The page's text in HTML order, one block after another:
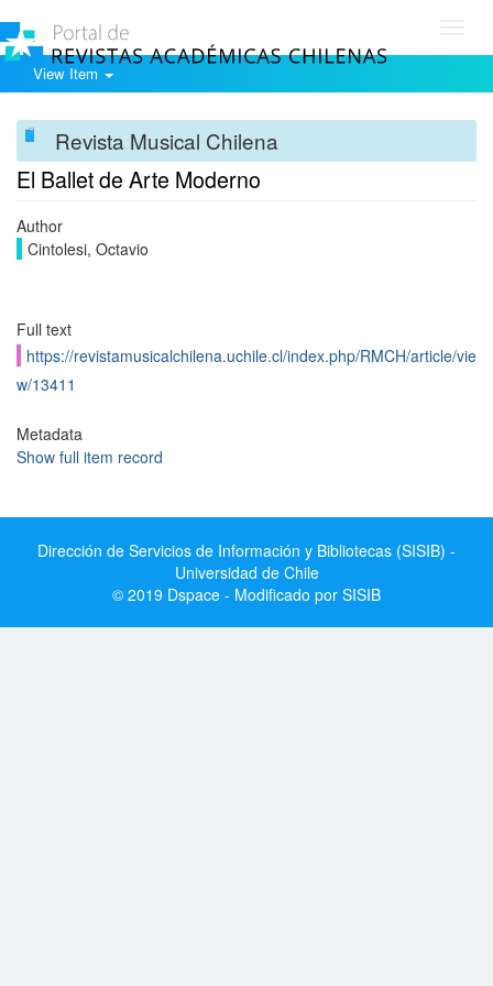
View Item
Revista Musical Chilena
El Ballet de Arte Moderno
Author
Cintolesi, Octavio
Full text
https://revistamusicalchilena.uchile.cl/index.php/RMCH/article/vie
w/13411
Metadata
Show full item record
Dirección de Servicios de Información y Bibliotecas (SISIB) -
Universidad de Chile
© 2019 Dspace - Modificado por SISIB